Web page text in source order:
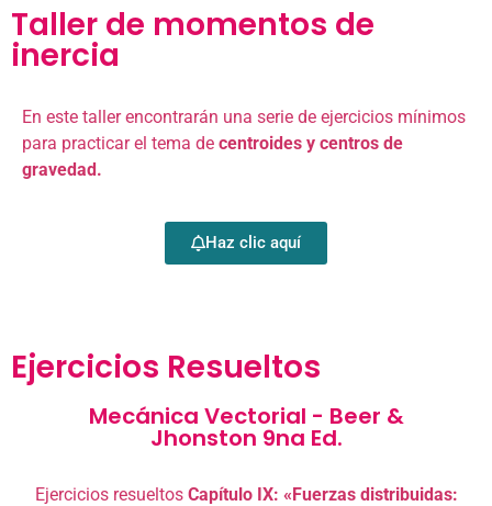
Taller de momentos de
inercia
En este taller encontrarán una serie de ejercicios mínimos
para practicar el tema de centroides y centros de
gravedad.
Haz clic aquí
Ejercicios Resueltos
Mecánica Vectorial - Beer &
Jhonston 9na Ed.
Ejercicios resueltos Capítulo IX: «Fuerzas distribuidas: